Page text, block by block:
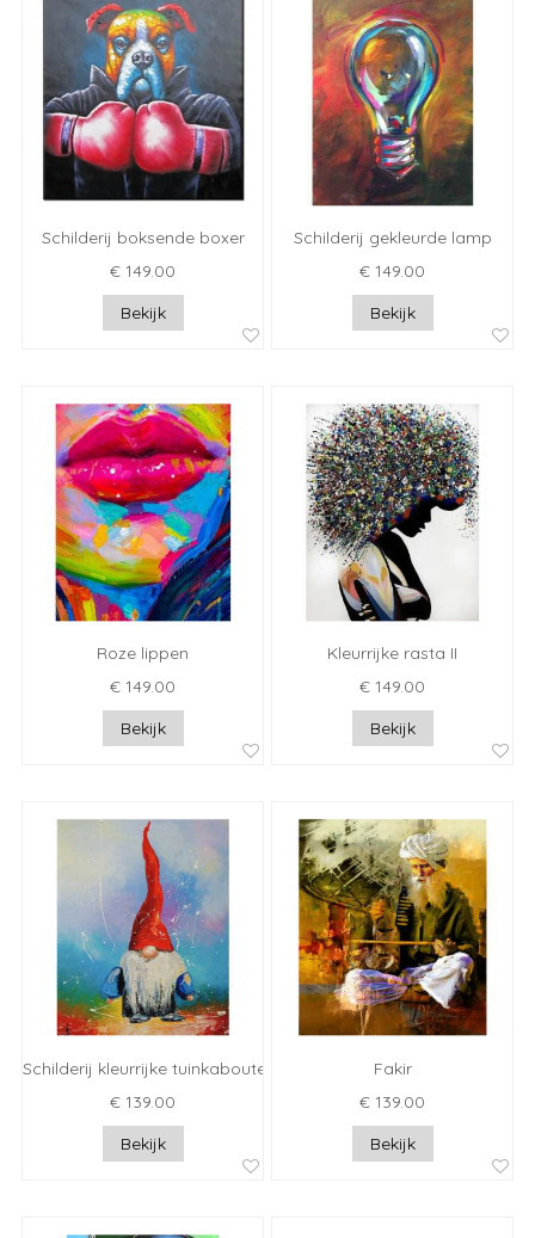
Schilderij boksende boxer
€ 149.00
Bekijk
Schilderij gekleurde lamp
€ 149.00
Bekijk
Roze lippen
€ 149.00
Bekijk
Kleurrijke rasta II
€ 149.00
Bekijk
Schilderij kleurrijke tuinkabouter
€ 139.00
Bekijk
Fakir
€ 139.00
Bekijk